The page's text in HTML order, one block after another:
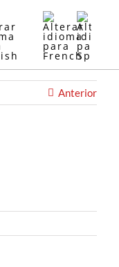
Anterior